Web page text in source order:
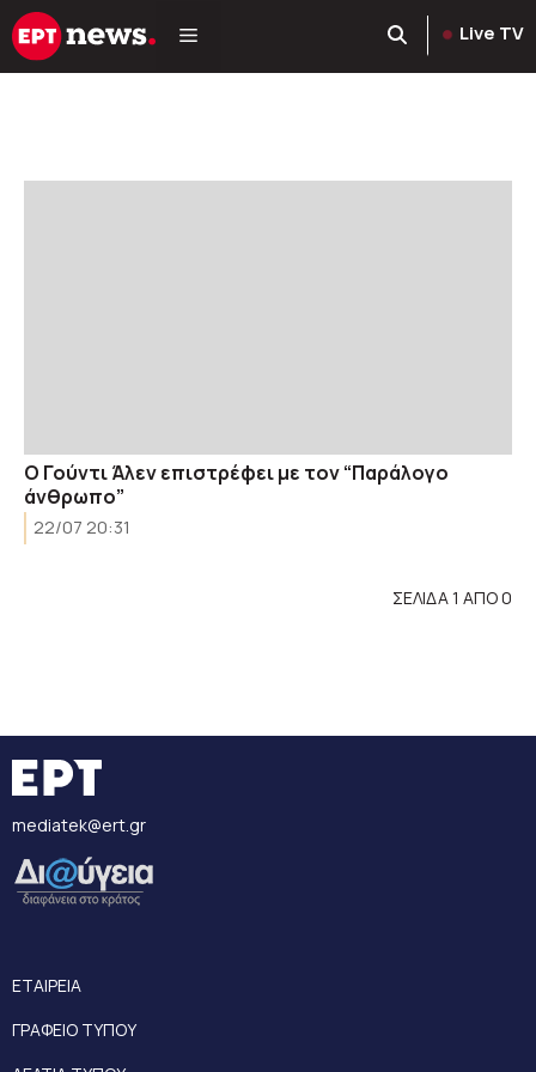
Μετάβαση
σε
Live TV
Ο Γούντι Άλεν επιστρέφει με τον “Παράλογο
άνθρωπο”
22/07 20:31
ΣΕΛΙΔΑ 1 ΑΠΟ 0
mediatek@ert.gr
ΕΤΑΙΡΕΙΑ
ΓΡΑΦΕΙΟ ΤΥΠΟΥ